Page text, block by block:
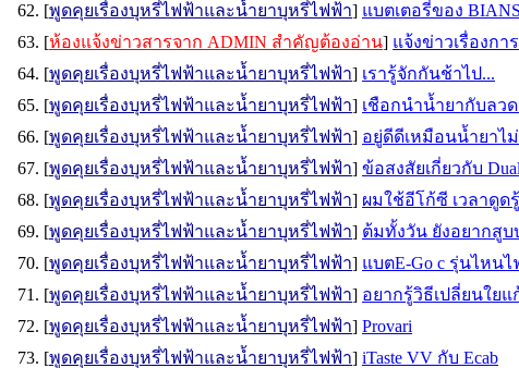
62. [พูดคุยเรื่องบุหรี่ไฟฟ้าและน้ำยาบุหรี่ไฟฟ้า] แบตเตอรี่ของ
63. [ห้องแจ้งข่าวสารจาก ADMIN สำคัญต้องอ่าน] แจ้งข่าวเรื่องกา
64. [พูดคุยเรื่องบุหรี่ไฟฟ้าและน้ำยาบุหรี่ไฟฟ้า] เรารู้จักกันช้าไป...
65. [พูดคุยเรื่องบุหรี่ไฟฟ้าและน้ำยาบุหรี่ไฟฟ้า] เชือกนำน้ำยากับลว
66. [พูดคุยเรื่องบุหรี่ไฟฟ้าและน้ำยาบุหรี่ไฟฟ้า] อยู่ดีดีเหมือนน้ำยาไ
67. [พูดคุยเรื่องบุหรี่ไฟฟ้าและน้ำยาบุหรี่ไฟฟ้า] ข้อสงสัยเกี่ยวกับ
68. [พูดคุยเรื่องบุหรี่ไฟฟ้าและน้ำยาบุหรี่ไฟฟ้า] ผมใช้อีโก้ซี เวลาดูด
69. [พูดคุยเรื่องบุหรี่ไฟฟ้าและน้ำยาบุหรี่ไฟฟ้า] ต้มทั้งวัน ยังอยากสู
70. [พูดคุยเรื่องบุหรี่ไฟฟ้าและน้ำยาบุหรี่ไฟฟ้า] แบตE-Go c รุ่นไหน
71. [พูดคุยเรื่องบุหรี่ไฟฟ้าและน้ำยาบุหรี่ไฟฟ้า] อยากรู้วิธีเปลี่ยนใยแ
72. [พูดคุยเรื่องบุหรี่ไฟฟ้าและน้ำยาบุหรี่ไฟฟ้า] Provari
73. [พูดคุยเรื่องบุหรี่ไฟฟ้าและน้ำยาบุหรี่ไฟฟ้า] iTaste VV กับ Ecab